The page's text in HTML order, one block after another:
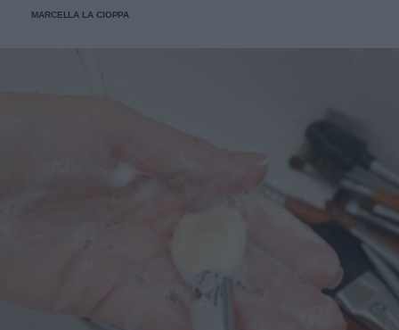
MARCELLA LA CIOPPA